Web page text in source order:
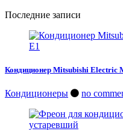
Последние записи
Кондиционер Mitsubishi Electric
Кондиционеры no